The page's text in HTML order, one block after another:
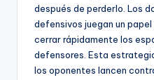
después de perderlo. Los
defensivos juegan un
cerrar rápidamente los
defensores. Esta
los oponentes lancen